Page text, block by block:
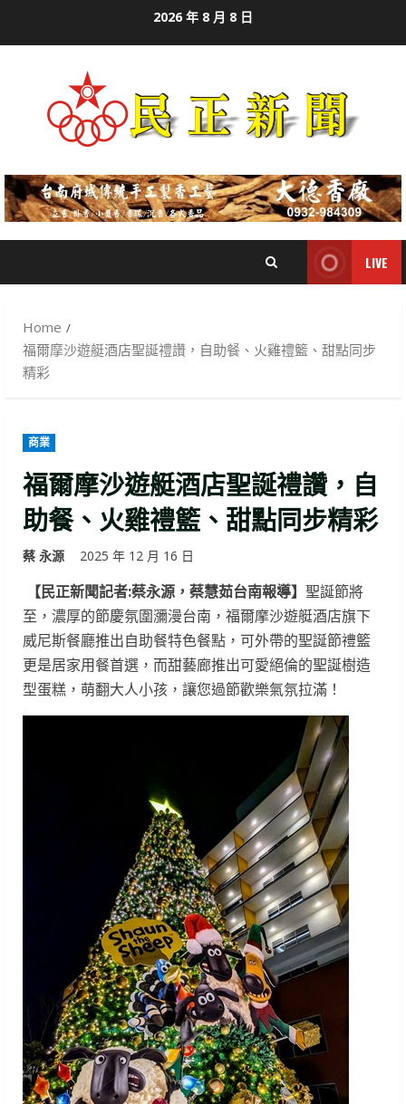
2026 年 8 月 8 日
LIVE
Home
福爾摩沙遊艇酒店聖誕禮讚，自助餐、火雞禮籃、甜點同步
精彩
商業
福爾摩沙遊艇酒店聖誕禮讚，自
助餐、火雞禮籃、甜點同步精彩
蔡 永源 2025 年 12 月 16 日
【民正新聞記者:蔡永源，蔡慧茹台南報導】 聖誕節將
至，濃厚的節慶氛圍瀰漫台南，福爾摩沙遊艇酒店旗下
威尼斯餐廳推出自助餐特色餐點，可外帶的聖誕節禮籃
更是居家用餐首選，而甜藝廊推出可愛絕倫的聖誕樹造
型蛋糕，萌翻大人小孩，讓您過節歡樂氣氛拉滿！